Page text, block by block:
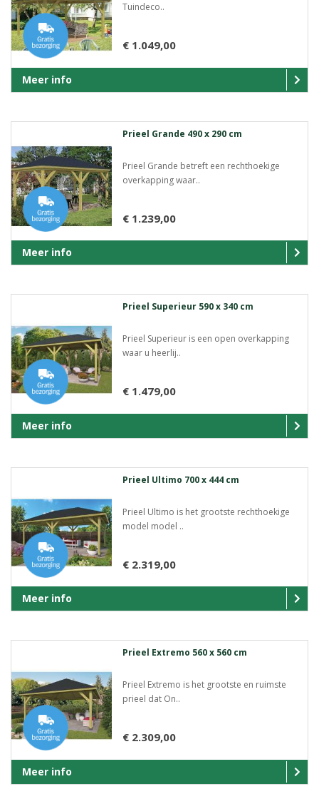
Tuindeco..
€ 1.049,00
Meer info
Prieel Grande 490 x 290 cm
Prieel Grande betreft een rechthoekige
overkapping waar..
€ 1.239,00
Meer info
Prieel Superieur 590 x 340 cm
Prieel Superieur is een open overkapping
waar u heerlij..
€ 1.479,00
Meer info
Prieel Ultimo 700 x 444 cm
Prieel Ultimo is het grootste rechthoekige
model model ..
€ 2.319,00
Meer info
Prieel Extremo 560 x 560 cm
Prieel Extremo is het grootste en ruimste
prieel dat On..
€ 2.309,00
Meer info